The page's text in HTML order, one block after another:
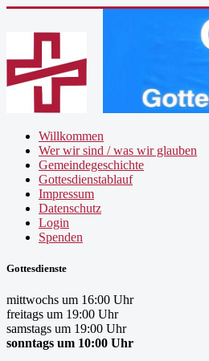
Willkommen
Wer wir sind / was wir glauben
Gemeindegeschichte
Gottesdienstablauf
Impressum
Datenschutz
Login
Spenden
Gottesdienste
mittwochs um 16:00 Uhr
freitags um 19:00 Uhr
samstags um 19:00 Uhr
sonntags um 10:00 Uhr